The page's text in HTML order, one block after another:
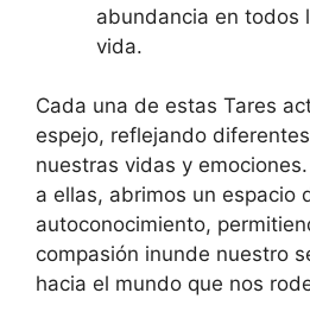
abundancia en todos
vida.
Cada una de estas Tares
espejo, reflejando
nuestras vidas y
a ellas, abrimos un espacio
autoconocimiento,
compasión inunde nuestro
hacia el mundo que nos